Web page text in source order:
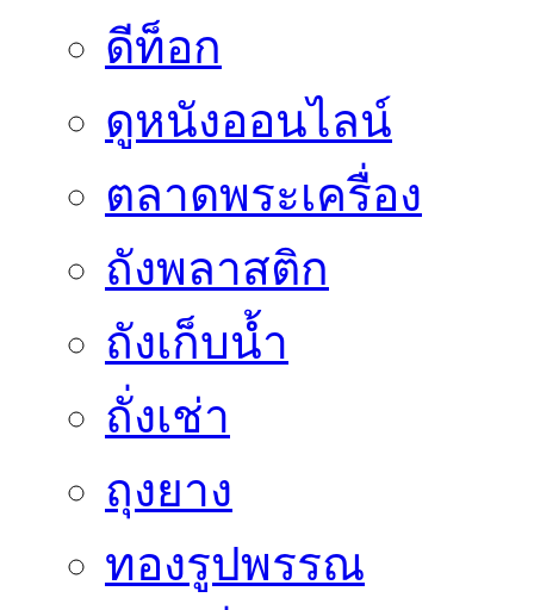
ดีท็อก
ดูหนังออนไลน์
ตลาดพระเครื่อง
ถังพลาสติก
ถังเก็บน้ำ
ถั่งเช่า
ถุงยาง
ทองรูปพรรณ